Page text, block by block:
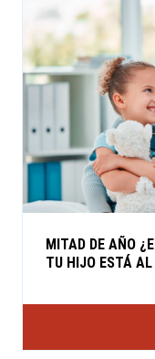
MITAD DE AÑO
TU HIJO ESTÁ AL